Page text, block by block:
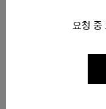
요청 중